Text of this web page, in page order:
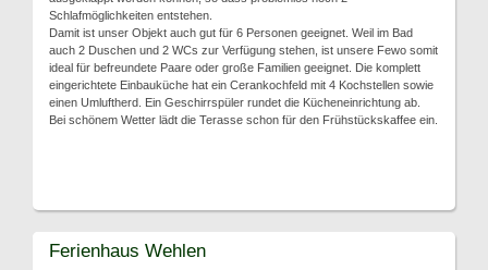
Schlafmöglichkeiten entstehen.
Damit ist unser Objekt auch gut für 6 Personen geeignet. Weil im Bad
auch 2 Duschen und 2 WCs zur Verfügung stehen, ist unsere Fewo somit
ideal für befreundete Paare oder große Familien geeignet. Die komplett
eingerichtete Einbauküche hat ein Cerankochfeld mit 4 Kochstellen sowie
einen Umluftherd. Ein Geschirrspüler rundet die Kücheneinrichtung ab.
Bei schönem Wetter lädt die Terasse schon für den Frühstückskaffee ein.
Ferienhaus Wehlen